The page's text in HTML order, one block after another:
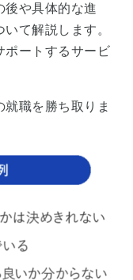
後や具体的な進
て解説します。
ポートするサービ
職を勝ち取りま